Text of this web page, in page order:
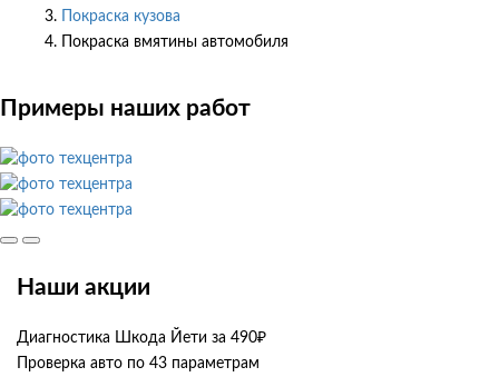
Покраска кузова
Покраска вмятины автомобиля
Примеры наших работ
Наши акции
Диагностика Шкода Йети за 490₽
Проверка авто по 43 параметрам